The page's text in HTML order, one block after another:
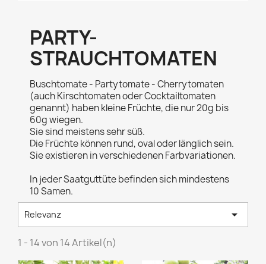
PARTY-
STRAUCHTOMATEN
Buschtomate - Partytomate - Cherrytomaten
(auch Kirschtomaten oder Cocktailtomaten
genannt) haben kleine Früchte, die nur 20g bis
60g wiegen.
Sie sind meistens sehr süß.
Die Früchte können rund, oval oder länglich sein.
Sie existieren in verschiedenen Farbvariationen.
In jeder Saatguttüte befinden sich mindestens
10 Samen.
Relevanz 
1 - 14 von 14 Artikel(n)